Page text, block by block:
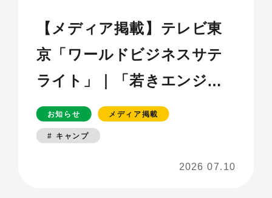
【メディア掲載】テレビ東
京「ワールドビジネスサテ
ライト」｜「若きエンジニ
ア 世界への一歩【経済のゲ
ンバ】」
お知らせ メディア掲載
# キャンプ
2026 07.10